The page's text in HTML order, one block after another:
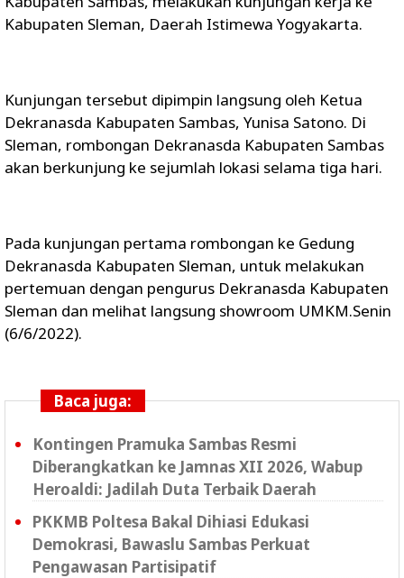
Kabupaten Sleman, Daerah Istimewa Yogyakarta.
Kunjungan tersebut dipimpin langsung oleh Ketua
Dekranasda Kabupaten Sambas, Yunisa Satono. Di
Sleman, rombongan Dekranasda Kabupaten Sambas
akan berkunjung ke sejumlah lokasi selama tiga hari.
Pada kunjungan pertama rombongan ke Gedung
Dekranasda Kabupaten Sleman, untuk melakukan
pertemuan dengan pengurus Dekranasda Kabupaten
Sleman dan melihat langsung showroom UMKM.Senin
(6/6/2022).
Baca juga:
Kontingen Pramuka Sambas Resmi
Diberangkatkan ke Jamnas XII 2026, Wabup
Heroaldi: Jadilah Duta Terbaik Daerah
PKKMB Poltesa Bakal Dihiasi Edukasi
Demokrasi, Bawaslu Sambas Perkuat
Pengawasan Partisipatif